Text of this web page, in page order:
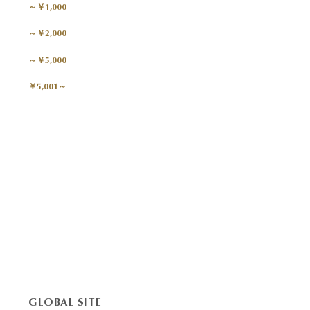
～￥1,000
～￥2,000
～￥5,000
￥5,001～
GLOBAL SITE